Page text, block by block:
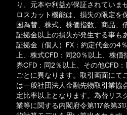
り、元本や利益が保証されてい
ロスカット機能は、損失の限定を
国為替、株式、株価指数、商品、
証拠金以上の損失が発生する事も
証拠金（個人）FX：約定代金の4
上、株式CFD：同20％以上、株
券CFD：同2％以上、その他CFD
ごとに異なります。取引画面にて
は一般社団法人金融先物取引業協
定比率以上となります。為替リス
業等に関する内閣府令第117条第